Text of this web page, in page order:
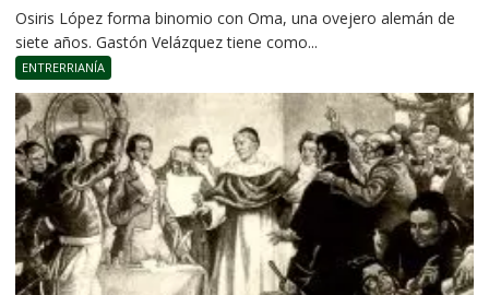
Osiris López forma binomio con Oma, una ovejero alemán de
siete años. Gastón Velázquez tiene como...
ENTRERRIANÍA